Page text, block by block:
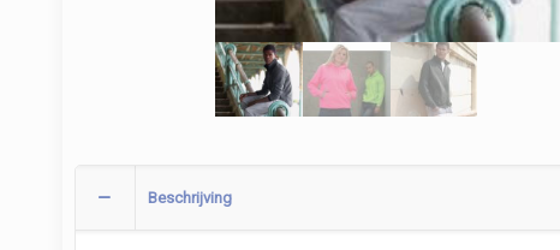
Beschrijving